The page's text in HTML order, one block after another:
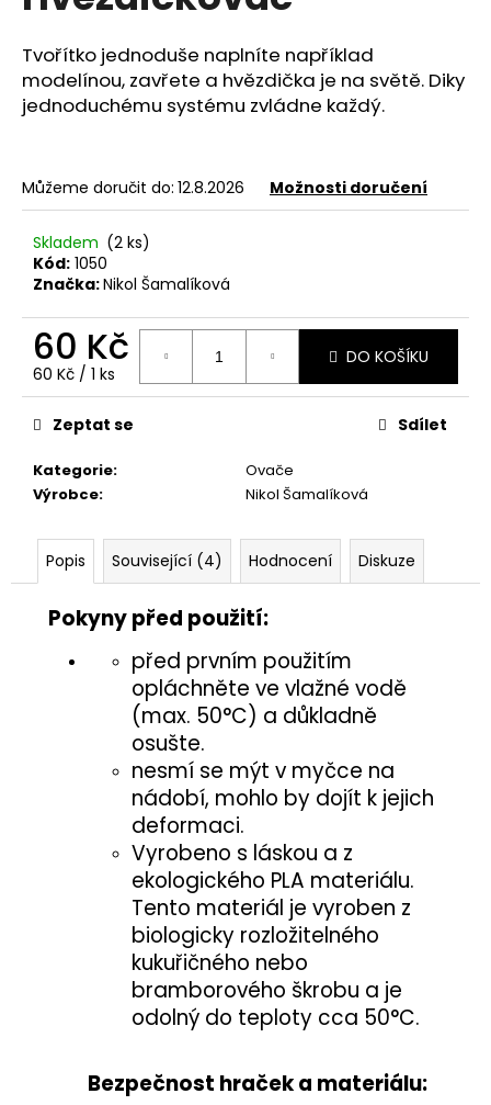
z
5
hvězdiček.
Tvořítko jednoduše naplníte například
modelínou, zavřete a hvězdička je na světě. Diky
jednoduchému systému zvládne každý.
Můžeme doručit do: 12.8.2026 Možnosti doručení
Skladem (2 ks)
Kód: 1050
Značka:Nikol Šamalíková
60 Kč
Měrná
cena:
60 Kč / 1 ks
DO KOŠÍKU
Kategorie:
Ovače
Výrobce: Nikol Šamalíková
Zeptat se Sdílet
Popis Související (4) Hodnocení Diskuze
Pokyny před použití:
před prvním použitím
opláchněte ve vlažné vodě
(max. 50°C) a důkladně
osušte.
nesmí se mýt v myčce na
nádobí, mohlo by dojít k jejich
deformaci.
Vyrobeno s láskou a z
ekologického PLA materiálu.
Tento materiál je vyroben z
biologicky rozložitelného
kukuřičného nebo
bramborového škrobu a je
odolný do teploty cca 50°C.
Bezpečnost hraček a materiálu:
j
í
t
D
o
p
o
u
č
m